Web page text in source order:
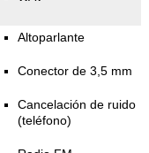
Altoparlante
Conector de 3,5 mm
Cancelación de ruido
(teléfono)